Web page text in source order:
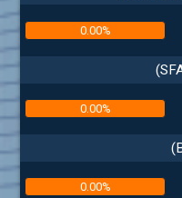
0.00%
0.00%
0.00%